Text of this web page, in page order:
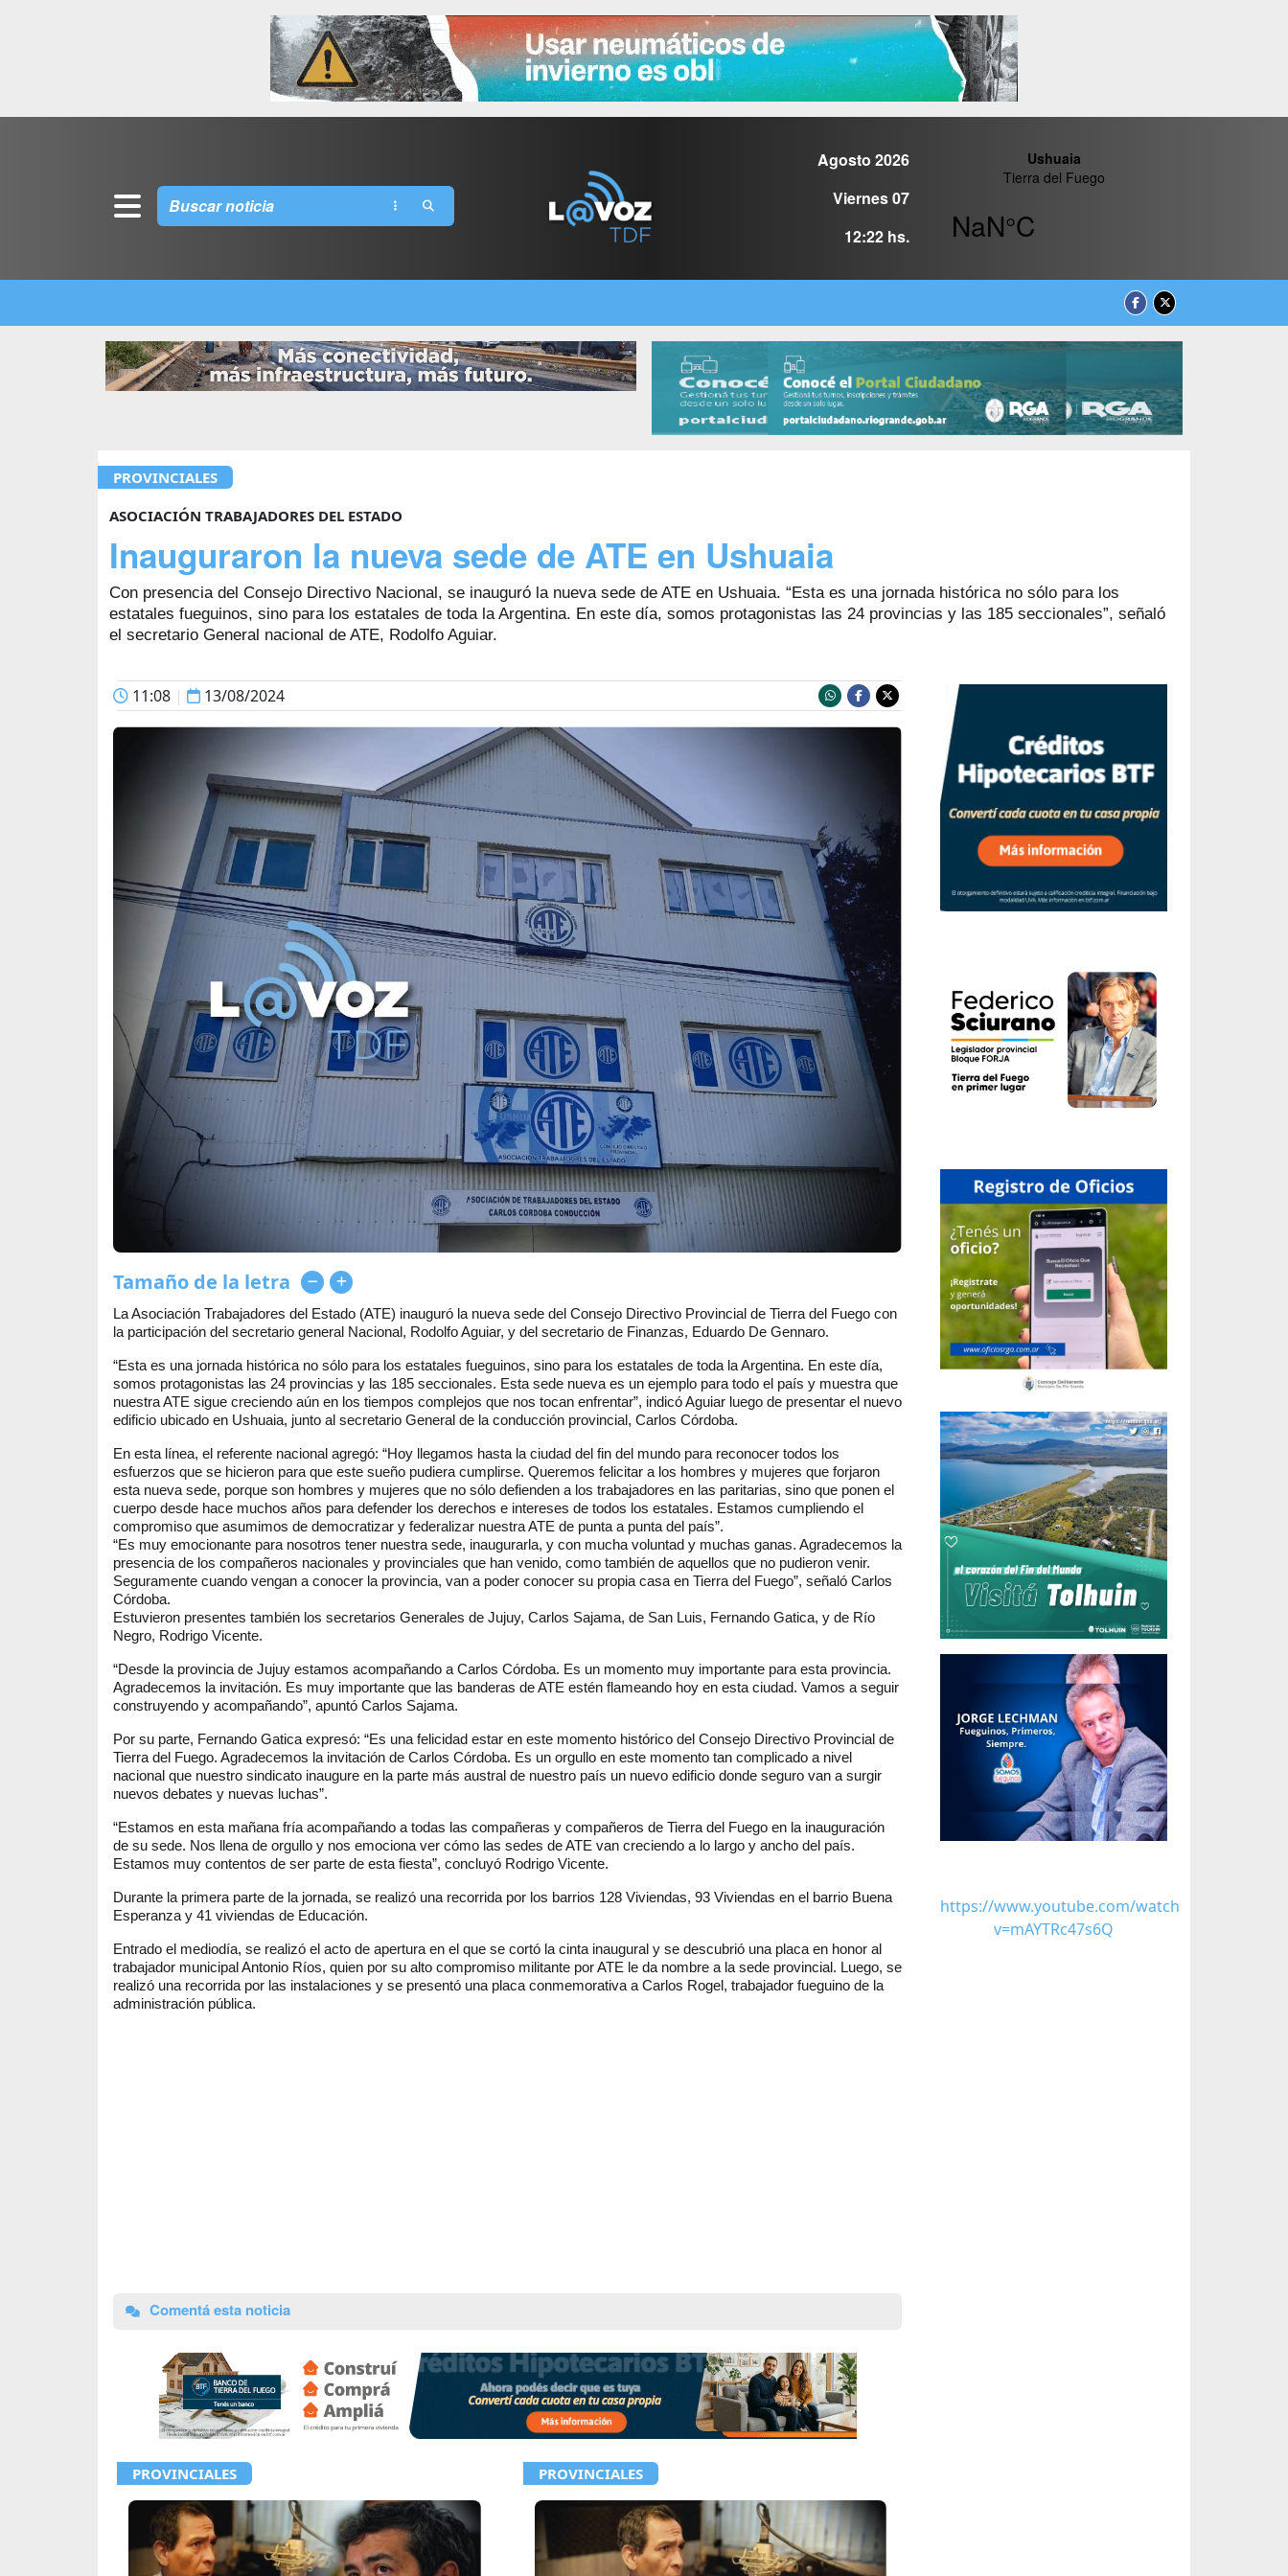
Agosto 2026
Viernes 07
12:22 hs.
PROVINCIALES
ASOCIACIÓN TRABAJADORES DEL ESTADO
Inauguraron la nueva sede de ATE en Ushuaia
Con presencia del Consejo Directivo Nacional, se inauguró la nueva sede de ATE en Ushuaia. “Esta es una jornada histórica no sólo para los
estatales fueguinos, sino para los estatales de toda la Argentina. En este día, somos protagonistas las 24 provincias y las 185 seccionales”, señaló
el secretario General nacional de ATE, Rodolfo Aguiar.
11:08 | 13/08/2024
Tamaño de la letra
La Asociación Trabajadores del Estado (ATE) inauguró la nueva sede del Consejo Directivo Provincial de Tierra del Fuego con
la participación del secretario general Nacional, Rodolfo Aguiar, y del secretario de Finanzas, Eduardo De Gennaro.
“Esta es una jornada histórica no sólo para los estatales fueguinos, sino para los estatales de toda la Argentina. En este día,
somos protagonistas las 24 provincias y las 185 seccionales. Esta sede nueva es un ejemplo para todo el país y muestra que
nuestra ATE sigue creciendo aún en los tiempos complejos que nos tocan enfrentar”, indicó Aguiar luego de presentar el nuevo
edificio ubicado en Ushuaia, junto al secretario General de la conducción provincial, Carlos Córdoba.
En esta línea, el referente nacional agregó: “Hoy llegamos hasta la ciudad del fin del mundo para reconocer todos los
esfuerzos que se hicieron para que este sueño pudiera cumplirse. Queremos felicitar a los hombres y mujeres que forjaron
esta nueva sede, porque son hombres y mujeres que no sólo defienden a los trabajadores en las paritarias, sino que ponen el
cuerpo desde hace muchos años para defender los derechos e intereses de todos los estatales. Estamos cumpliendo el
compromiso que asumimos de democratizar y federalizar nuestra ATE de punta a punta del país”.
“Es muy emocionante para nosotros tener nuestra sede, inaugurarla, y con mucha voluntad y muchas ganas. Agradecemos la
presencia de los compañeros nacionales y provinciales que han venido, como también de aquellos que no pudieron venir.
Seguramente cuando vengan a conocer la provincia, van a poder conocer su propia casa en Tierra del Fuego”, señaló Carlos
Córdoba.
Estuvieron presentes también los secretarios Generales de Jujuy, Carlos Sajama, de San Luis, Fernando Gatica, y de Río
Negro, Rodrigo Vicente.
“Desde la provincia de Jujuy estamos acompañando a Carlos Córdoba. Es un momento muy importante para esta provincia.
Agradecemos la invitación. Es muy importante que las banderas de ATE estén flameando hoy en esta ciudad. Vamos a seguir
construyendo y acompañando”, apuntó Carlos Sajama.
Por su parte, Fernando Gatica expresó: “Es una felicidad estar en este momento histórico del Consejo Directivo Provincial de
Tierra del Fuego. Agradecemos la invitación de Carlos Córdoba. Es un orgullo en este momento tan complicado a nivel
nacional que nuestro sindicato inaugure en la parte más austral de nuestro país un nuevo edificio donde seguro van a surgir
nuevos debates y nuevas luchas”.
“Estamos en esta mañana fría acompañando a todas las compañeras y compañeros de Tierra del Fuego en la inauguración
de su sede. Nos llena de orgullo y nos emociona ver cómo las sedes de ATE van creciendo a lo largo y ancho del país.
Estamos muy contentos de ser parte de esta fiesta”, concluyó Rodrigo Vicente.
Durante la primera parte de la jornada, se realizó una recorrida por los barrios 128 Viviendas, 93 Viviendas en el barrio Buena
Esperanza y 41 viviendas de Educación.
Entrado el mediodía, se realizó el acto de apertura en el que se cortó la cinta inaugural y se descubrió una placa en honor al
trabajador municipal Antonio Ríos, quien por su alto compromiso militante por ATE le da nombre a la sede provincial. Luego, se
realizó una recorrida por las instalaciones y se presentó una placa conmemorativa a Carlos Rogel, trabajador fueguino de la
administración pública.
Comentá esta noticia
PROVINCIALES PROVINCIALES
https://www.youtube.com/watch?
v=mAYTRc47s6Q